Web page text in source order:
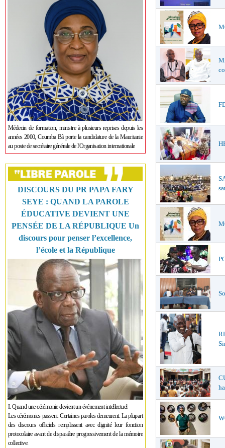
Médecin de formation, ministre à plusieurs reprises depuis les
années 2000, Coumba Bâ porte la candidature de la Mauritanie
au poste de secrétaire générale de l'Organisation internationale
DISCOURS DU PR PAPA FARY
SEYE : QUAND LA PAROLE
ÉDUCATIVE DEVIENT UNE
PENSÉE DE LA RÉPUBLIQUE Un
discours pour penser l’excellence,
l’école et la République
I. Quand une cérémonie devient un événement intellectuel
Les cérémonies passent. Certaines paroles demeurent. La plupart
des discours officiels remplissent avec dignité leur fonction
protocolaire avant de disparaître progressivement de la mémoire
collective.